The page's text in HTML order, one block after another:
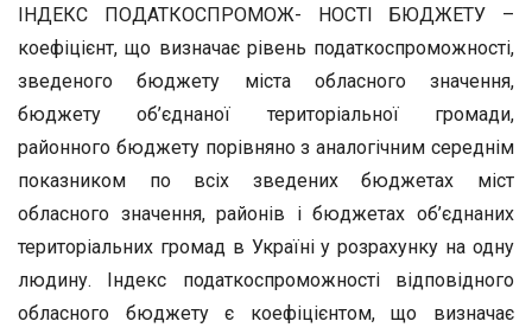
ІНДЕКС ПОДАТКОСПРОМОЖ- НОСТІ БЮДЖЕТУ –
коефіцієнт, що визначає рівень податкоспроможності,
зведеного бюджету міста обласного значення,
бюджету об’єднаної територіальної громади,
районного бюджету порівняно з аналогічним середнім
показником по всіх зведених бюджетах міст
обласного значення, районів і бюджетах об’єднаних
територіальних громад в Україні у розрахунку на одну
людину. Індекс податкоспроможності відповідного
обласного бюджету є коефіцієнтом, що визначає